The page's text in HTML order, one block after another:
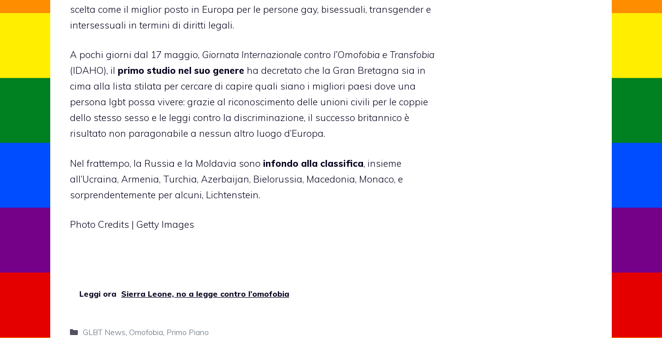
scelta come il miglior posto in Europa per le persone gay, bisessuali, transgender e
intersessuali in termini di diritti legali.
A pochi giorni dal 17 maggio, Giornata Internazionale contro l’Omofobia e Transfobia
(IDAHO), il primo studio nel suo genere ha decretato che la Gran Bretagna sia in
cima alla lista stilata per cercare di capire quali siano i migliori paesi dove una
persona lgbt possa vivere: grazie al riconoscimento delle unioni civili per le coppie
dello stesso sesso e le leggi contro la discriminazione, il successo britannico è
risultato non paragonabile a nessun altro luogo d’Europa.
Nel frattempo, la Russia e la Moldavia sono infondo alla classifica, insieme
all’Ucraina, Armenia, Turchia, Azerbaijan, Bielorussia, Macedonia, Monaco, e
sorprendentemente per alcuni, Lichtenstein.
Photo Credits | Getty Images
Leggi ora Sierra Leone, no a legge contro l’omofobia
Categorie
GLBT News, Omofobia, Primo Piano